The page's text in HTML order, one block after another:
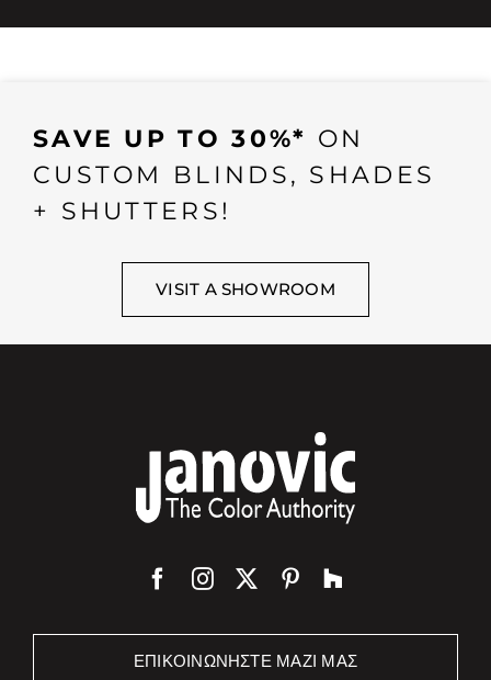
SAVE UP TO 30%* ON
CUSTOM BLINDS, SHADES
+ SHUTTERS!
VISIT A SHOWROOM
ΕΠΙΚΟΙΝΩΝΉΣΤΕ ΜΑΖΊ ΜΑΣ